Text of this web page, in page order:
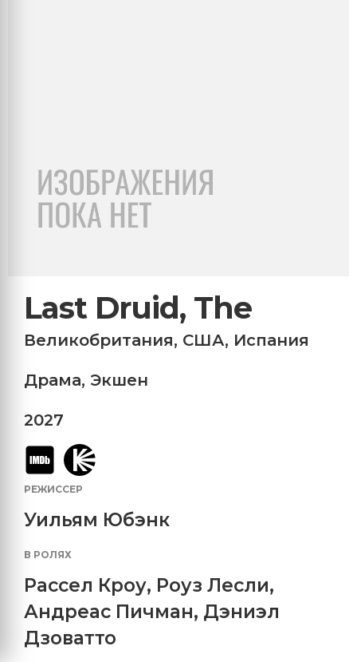
Last Druid, The
Великобритания, США, Испания
Драма, Экшен
2027
РЕЖИССЕР
Уильям Юбэнк
В РОЛЯХ
Рассел Кроу, Роуз Лесли,
Андреас Пичман, Дэниэл
Дзоватто